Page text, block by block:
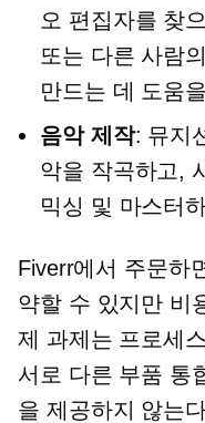
오 편집자를 찾
또는 다른 사람
만드는 데 도움
음악 제작: 뮤지
악을 작곡하고,
믹싱 및 마스터
Fiverr에서 주문하
약할 수 있지만 비
제 과제는 프로세
서로 다른 부품 통
을 제공하지 않는